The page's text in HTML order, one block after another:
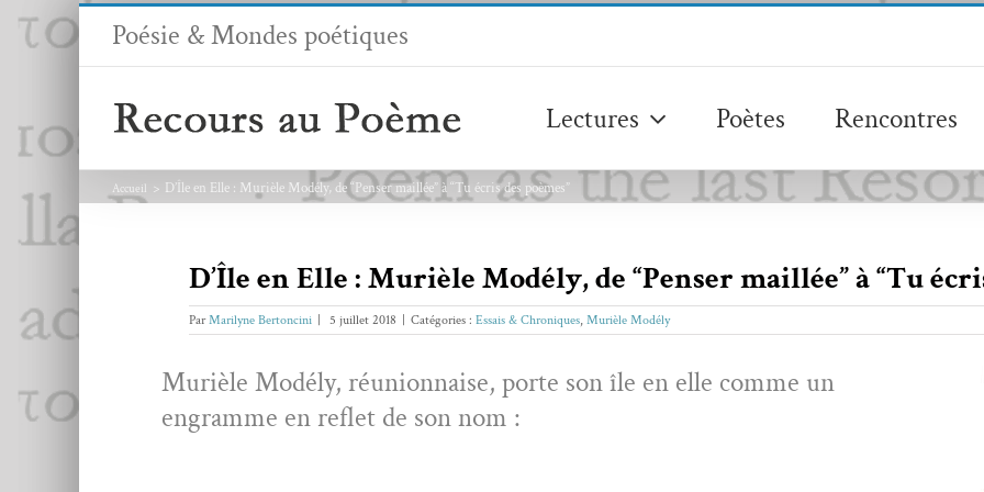
Passer
Poésie & Mondes poétiques
Lectures Poètes Rencontres
Accueil D’Île en Elle : Murièle Modély, de “Penser maillée” à “Tu écris des poèmes”
D’Île en Elle : Murièle Modély, de “Penser maillée” à “Tu
ParMarilyne Bertoncini 5 juillet 2018 Catégories : Essais & Chroniques, Murièle Modély
Murièle Mod­é­ly, réu­nion­naise, porte son île en elle comme un
engramme en reflet de son nom :